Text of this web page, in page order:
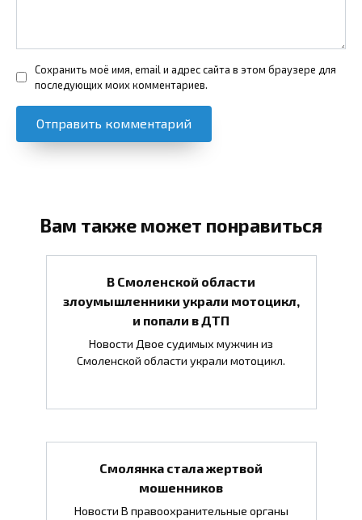
Сохранить моё имя, email и адрес сайта в этом браузере для
последующих моих комментариев.
Вам также может понравиться
В Смоленской области
злоумышленники украли мотоцикл,
и попали в ДТП
Новости Двое судимых мужчин из
Смоленской области украли мотоцикл.
Смолянка стала жертвой
мошенников
Новости В правоохранительные органы